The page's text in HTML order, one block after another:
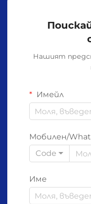
Нашият
Имейл
Мобилен/
Code
Име